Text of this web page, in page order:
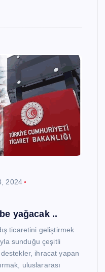
2024
yağacak ..
ticaretini geliştirmek
sunduğu çeşitli
ihracat yapan
uluslararası